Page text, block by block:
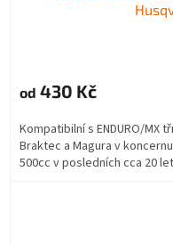
od 430 Kč
Kompatibilní s ENDURO/
Braktec a Magura v
500cc v posledních cca 20